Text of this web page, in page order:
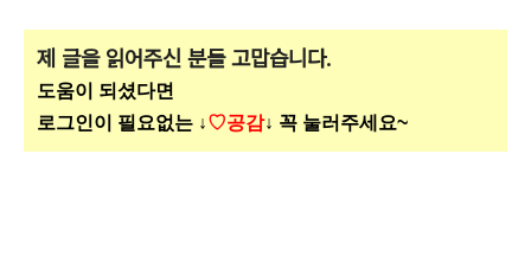
제 글을 읽어주신 분들 고맙습니다.
도움이 되셨다면
로그인이 필요없는 ↓♡공감↓ 꼭 눌러주세요~